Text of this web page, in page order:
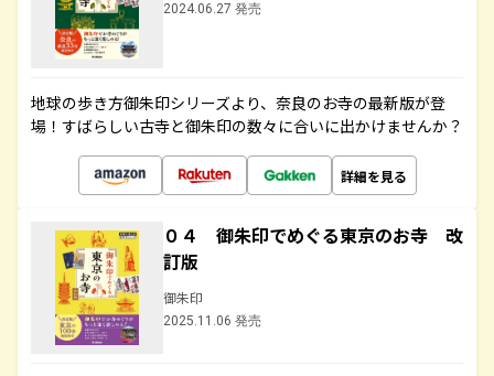
2024.06.27 発売
地球の歩き方御朱印シリーズより、奈良のお寺の最新版が登
場！すばらしい古寺と御朱印の数々に合いに出かけませんか？
詳細を見る
０４ 御朱印でめぐる東京のお寺 改
訂版
御朱印
2025.11.06 発売